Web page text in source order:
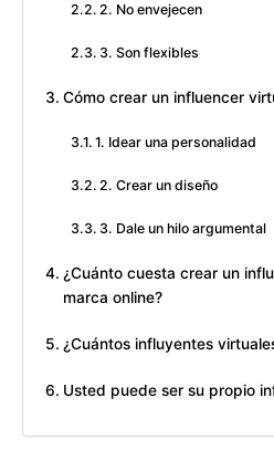
2. No envejecen
3. Son flexibles
Cómo crear un influencer
1. Idear una personalidad
2. Crear un diseño
3. Dale un hilo argumental
¿Cuánto cuesta crear un
marca online?
¿Cuántos influyentes
Usted puede ser su propio